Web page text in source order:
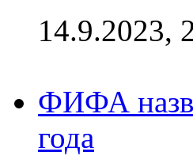
14.9.2023,
ФИФА
года